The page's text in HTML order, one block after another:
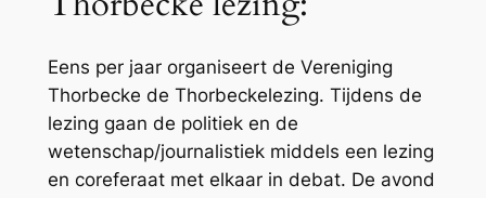
Eens per jaar organiseert de Vereniging
Thorbecke de Thorbeckelezing. Tijdens de
lezing gaan de politiek en de
wetenschap/journalistiek middels een lezing
en coreferaat met elkaar in debat. De avond